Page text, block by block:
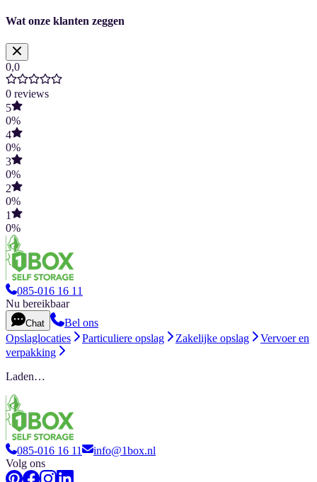
Wat onze klanten zeggen
0,0
0 reviews
5
0%
4
0%
3
0%
2
0%
1
0%
085-016 16 11
Nu bereikbaar
Chat
Bel ons
Opslaglocaties
Particuliere opslag Zakelijke opslag
Vervoer en
verpakking
Laden…
085-016 16 11
info@1box.nl
Volg ons